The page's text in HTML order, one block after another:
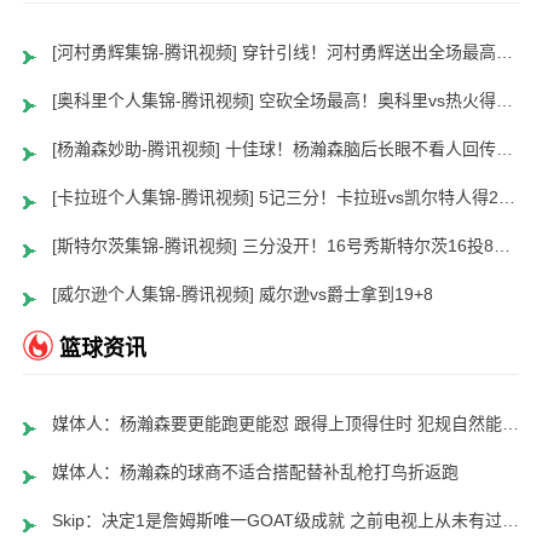
[河村勇辉集锦-腾讯视频] 穿针引线！河村勇辉送出全场最高12助攻 8中2拿到5分5板
[奥科里个人集锦-腾讯视频] 空砍全场最高！奥科里vs热火得27分4板
[杨瀚森妙助-腾讯视频] 十佳球！杨瀚森脑后长眼不看人回传助队友暴扣
[卡拉班个人集锦-腾讯视频] 5记三分！卡拉班vs凯尔特人得21+8
[斯特尔茨集锦-腾讯视频] 三分没开！16号秀斯特尔茨16投8中&三分8中2得到22分2板6助
[威尔逊个人集锦-腾讯视频] 威尔逊vs爵士拿到19+8
篮球资讯
媒体人：杨瀚森要更能跑更能怼 跟得上顶得住时 犯规自然能控制了
媒体人：杨瀚森的球商不适合搭配替补乱枪打鸟折返跑
Skip：决定1是詹姆斯唯一GOAT级成就 之前电视上从未有过这种场面